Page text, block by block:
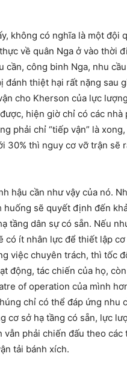
không có nghĩa là một đội
về quân Nga ở vào thời
công binh Nga, nhu
thiệt hại rất nặng sau
cho Kherson của lực
hiện giờ chỉ có các
phải chỉ “tiếp vận” là
30% thì nguy cơ vỡ trận
hậu cần như vậy của nó.
sẽ quyết định đến
tầng dân sự có sẵn. Nếu
ít nhân lực để thiết lập
việc chuyên trách, thì tốc
động, tác chiến của họ,
of operation của mình
chỉ có thể đáp ứng nhu
sở hạ tầng có sẵn, lực
phải chiến đấu theo
tải bánh xích.